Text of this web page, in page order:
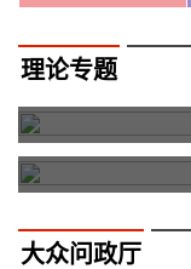
理论专题
大众问政厅